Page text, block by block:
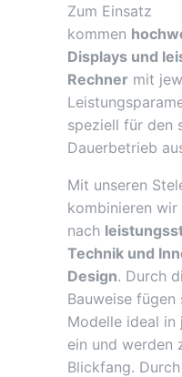
Ekiosk
Windows
Menge
Zum Einsatz
kommen
Displays und
Rechner mit
speziell für den
Dauerbetrieb
Mit unseren
kombinieren wir
nach
Technik und
Design. Durch
Bauweise fügen
Modelle ideal in
ein und werden
Blickfang.